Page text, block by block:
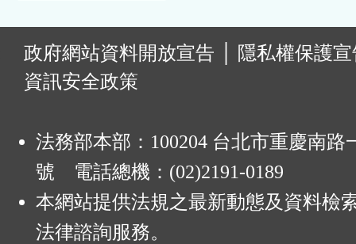
政府網站資料開放宣告
隱私權保護
資訊安全政策
法務部本部：100204 台北市重慶南路
號 電話總機：(02)2191-0189
本網站提供法規之最新動態及資料檢
法律諮詢服務。